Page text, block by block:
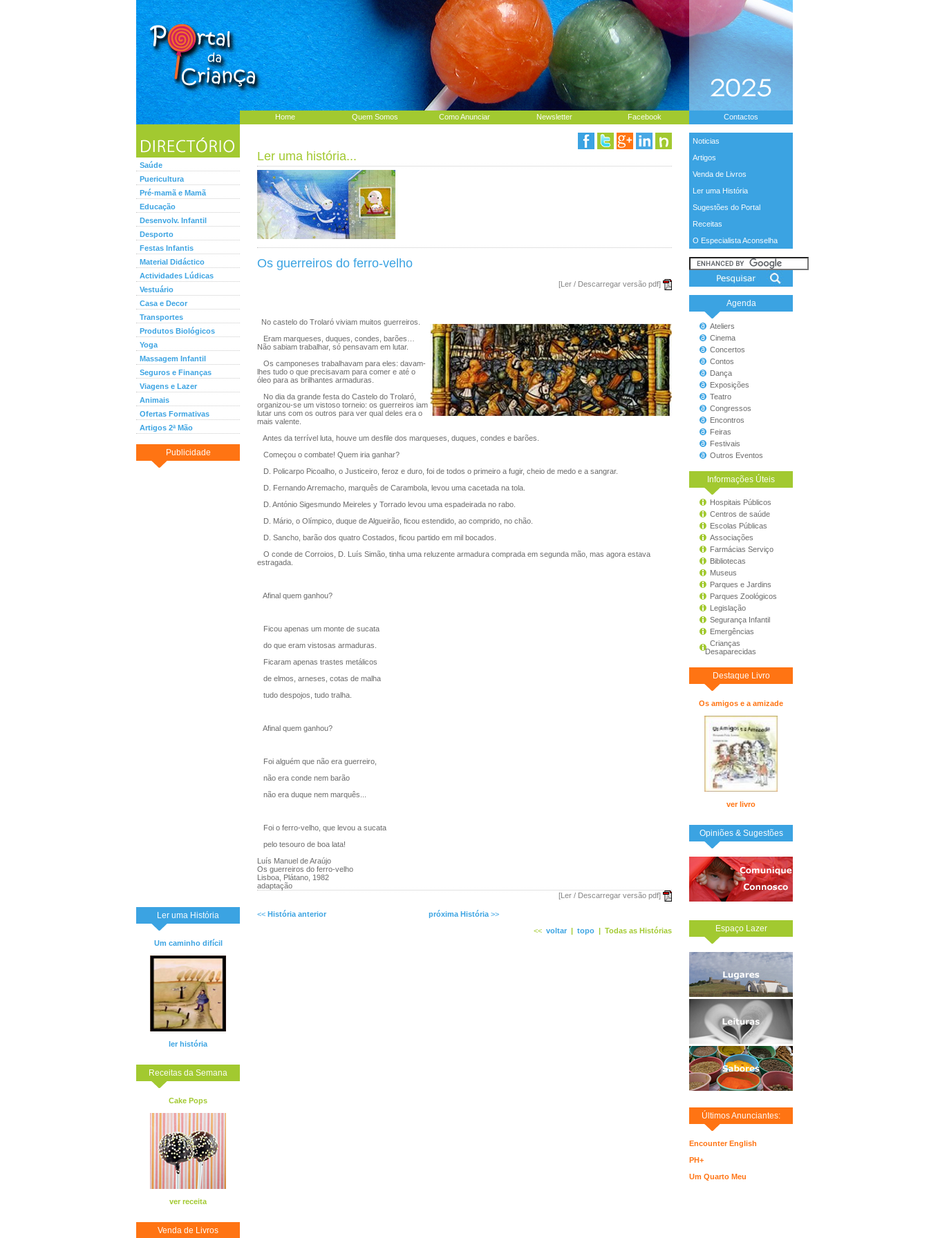
Home Quem Somos Como Anunciar Newsletter Facebook Contactos
Saúde
Puericultura
Pré-mamã e Mamã
Educação
Desenvolv. Infantil
Desporto
Festas Infantis
Material Didáctico
Actividades Lúdicas
Vestuário
Casa e Decor
Transportes
Produtos Biológicos
Yoga
Massagem Infantil
Seguros e Finanças
Viagens e Lazer
Animais
Ofertas Formativas
Artigos 2ª Mão
Publicidade
Ler uma História
Um caminho difícil
ler história
Receitas da Semana
Cake Pops
ver receita
Venda de Livros
Noticias
Artigos
Venda de Livros
Ler uma História
Sugestões do Portal
Receitas
O Especialista Aconselha
Agenda
Ateliers
Cinema
Concertos
Contos
Dança
Exposições
Teatro
Congressos
Encontros
Feiras
Festivais
Outros Eventos
Informações Úteis
Hospitais Públicos
Centros de saúde
Escolas Públicas
Associações
Farmácias Serviço
Bibliotecas
Museus
Parques e Jardins
Parques Zoológicos
Legislação
Segurança Infantil
Emergências
Crianças
Desaparecidas
Destaque Livro
Os amigos e a amizade
ver livro
Opiniões & Sugestões
Espaço Lazer
Últimos Anunciantes:
Encounter English
PH+
Um Quarto Meu
Ler uma história...
Os guerreiros do ferro-velho
[Ler / Descarregar versão pdf]
No castelo do Trolaró viviam muitos guerreiros.
Eram marqueses, duques, condes, barões…
Não sabiam trabalhar, só pensavam em lutar.
Os camponeses trabalhavam para eles: davam-
lhes tudo o que precisavam para comer e até o
óleo para as brilhantes armaduras.
No dia da grande festa do Castelo do Trolaró,
organizou-se um vistoso torneio: os guerreiros iam
lutar uns com os outros para ver qual deles era o
mais valente.
Antes da terrível luta, houve um desfile dos marqueses, duques, condes e barões.
Começou o combate! Quem iria ganhar?
D. Policarpo Picoalho, o Justiceiro, feroz e duro, foi de todos o primeiro a fugir, cheio de medo e a sangrar.
D. Fernando Arremacho, marquês de Carambola, levou uma cacetada na tola.
D. António Sigesmundo Meireles y Torrado levou uma espadeirada no rabo.
D. Mário, o Olímpico, duque de Algueirão, ficou estendido, ao comprido, no chão.
D. Sancho, barão dos quatro Costados, ficou partido em mil bocados.
O conde de Corroios, D. Luís Simão, tinha uma reluzente armadura comprada em segunda mão, mas agora estava
estragada.
Afinal quem ganhou?
Ficou apenas um monte de sucata
do que eram vistosas armaduras.
Ficaram apenas trastes metálicos
de elmos, arneses, cotas de malha
tudo despojos, tudo tralha.
Afinal quem ganhou?
Foi alguém que não era guerreiro,
não era conde nem barão
não era duque nem marquês...
Foi o ferro-velho, que levou a sucata
pelo tesouro de boa lata!
Luís Manuel de Araújo
Os guerreiros do ferro-velho
Lisboa, Plátano, 1982
adaptação
[Ler / Descarregar versão pdf]
<< História anterior próxima História >>
<< voltar | topo | Todas as Histórias